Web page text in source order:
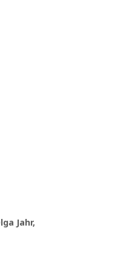
Jahr,